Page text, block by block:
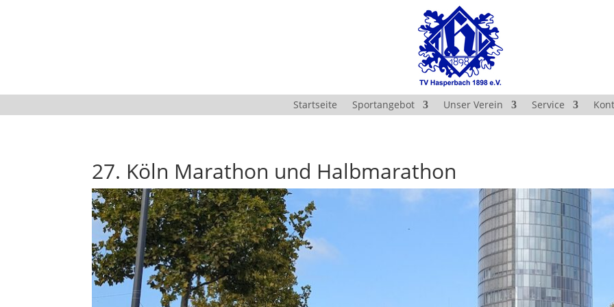
Startseite Sportangebot Unser Verein Service
27. Köln Marathon und Halbmarathon